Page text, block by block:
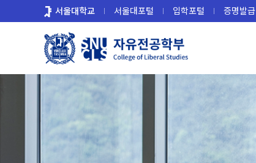
로
서울대학교 서울대포털 입학포털 증명발급